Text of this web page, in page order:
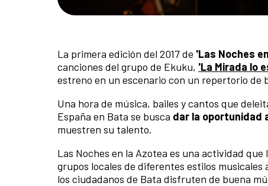
La primera edición del 2017 de 'Las Noches
canciones del grupo de Ekuku, 'La Mirada lo
estreno en un escenario con un repertorio de
Una hora de música, bailes y cantos que
España en Bata se busca dar la oportunidad
muestren su talento.
Las Noches en la Azotea es una actividad
grupos locales de diferentes estilos
los ciudadanos de Bata disfruten de buena